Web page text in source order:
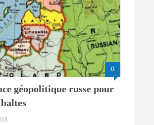
0
géopolitique russe pour